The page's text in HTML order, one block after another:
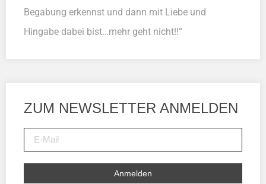
Begabung erkennst und dann mit Liebe und
Hingabe dabei bist…mehr geht nicht!!“
ZUM NEWSLETTER ANMELDEN
Anmelden